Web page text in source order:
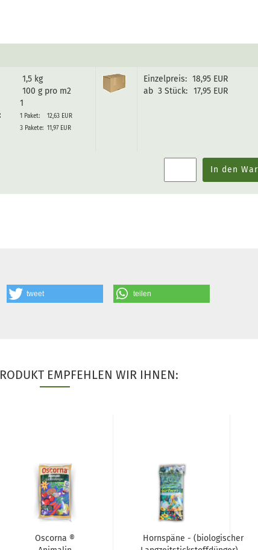
1,5 kg
100 g pro m2
1
1 Paket: 12,63 EUR
3 Pakete: 11,97 EUR
Einzelpreis: 18,95 EUR
ab 3 Stück: 17,95 EUR
In den
tweet teilen
EMPFEHLEN WIR IHNEN:
Oscorna ®
Hornspäne - (biologischer